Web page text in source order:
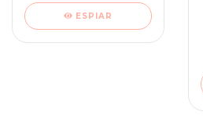
ESPIAR